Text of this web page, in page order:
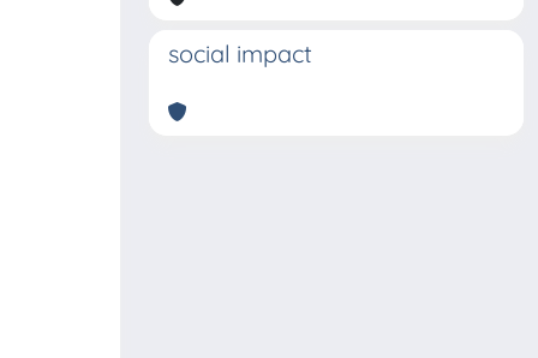
social impact